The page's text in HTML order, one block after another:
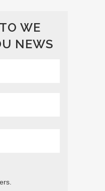
WE
NEWS